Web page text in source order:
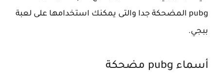
pubg المضحكة جدا والتى يمكنك استخدامها على لعبة
ببجي.
أسماء pubg مضحكة